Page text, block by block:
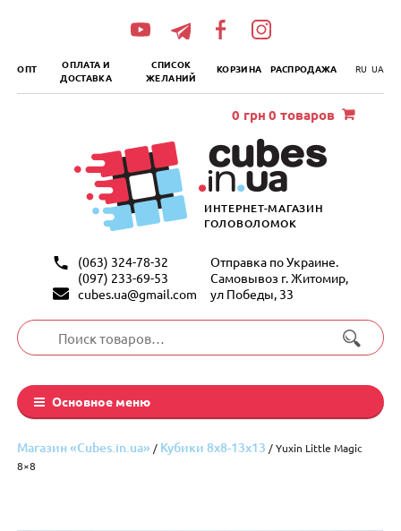
ОПТ
ОПЛАТА И
ДОСТАВКА
СПИСОК
ЖЕЛАНИЙ
КОРЗИНА РАСПРОДАЖА RU UA
ИНТЕРНЕТ-МАГАЗИН
ГОЛОВОЛОМОК
(063) 324-78-32
(097) 233-69-53
cubes.ua@gmail.com
Отправка по Украине.
Самовывоз г. Житомир,
ул Победы, 33
Искать:
Основное меню
0 грн 0 товаров
Магазин «Cubes.in.ua» / Кубики 8x8-13x13 / Yuxin Little Magic
8×8